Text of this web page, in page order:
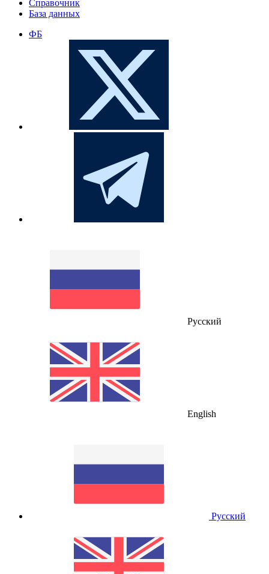
Справочник
База данных
ФБ
Русский
English
Русский